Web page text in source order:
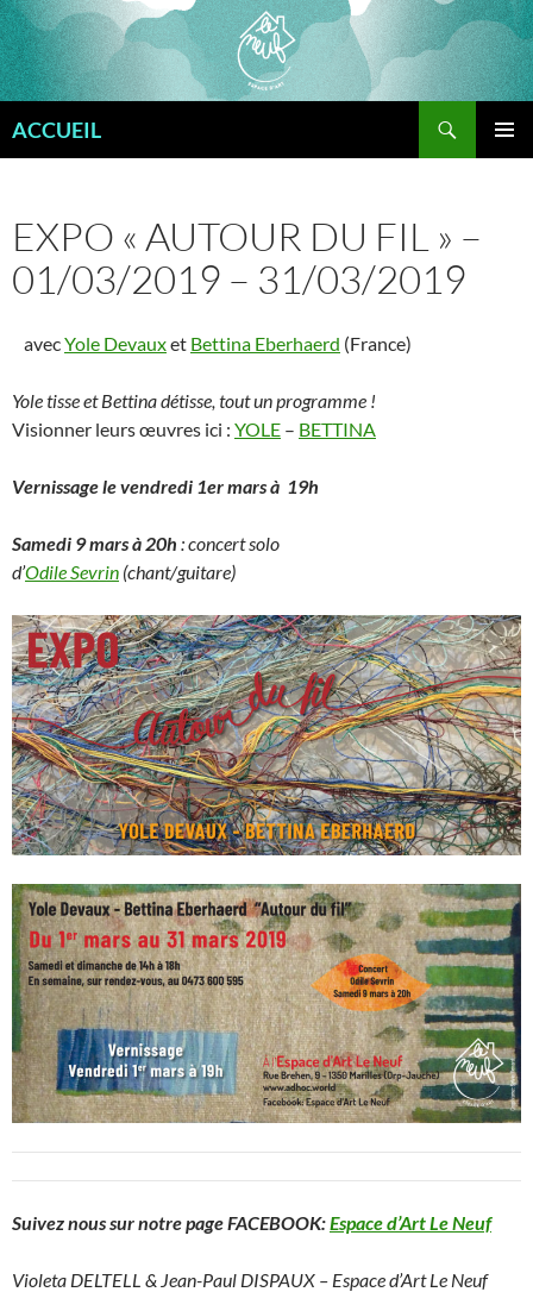
Aller
au
contenu
ACCUEIL
EXPO « AUTOUR DU FIL » –
01/03/2019 – 31/03/2019
avecYole Devauxet Bettina Eberhaerd (France)
Yole tisse et Bettina détisse, tout un programme !
Visionner leurs œuvres ici : YOLE – BETTINA
Vernissage le vendredi 1er mars à 19h
Samedi 9 mars à 20h : concert solo
d’Odile Sevrin (chant/guitare)
Suivez nous sur notre page FACEBOOK:Espace d’Art Le Neuf
Violeta DELTELL & Jean-Paul DISPAUX – Espace d’Art Le Neuf